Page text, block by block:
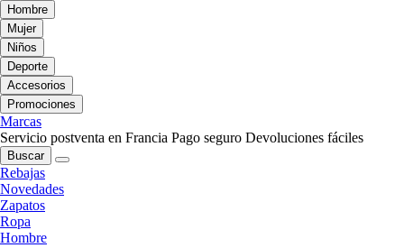
Hombre
Mujer
Niños
Deporte
Accesorios
Promociones
Marcas
Servicio postventa en Francia Pago seguro Devoluciones fáciles
Buscar
Rebajas
Novedades
Zapatos
Ropa
Hombre